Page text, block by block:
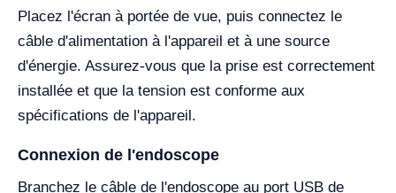
Placez l'écran à portée de vue, puis connectez le
câble d'alimentation à l'appareil et à une source
d'énergie. Assurez-vous que la prise est correctement
installée et que la tension est conforme aux
spécifications de l'appareil.
Connexion de l'endoscope
Branchez le câble de l'endoscope au port USB de